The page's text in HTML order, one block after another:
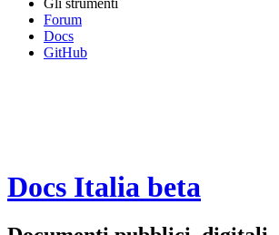
Gli strumenti
Forum
Docs
GitHub
Docs Italia beta